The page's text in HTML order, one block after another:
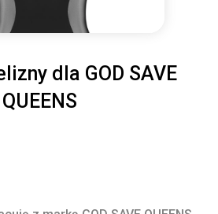
dla GOD SAVE
QUEENS